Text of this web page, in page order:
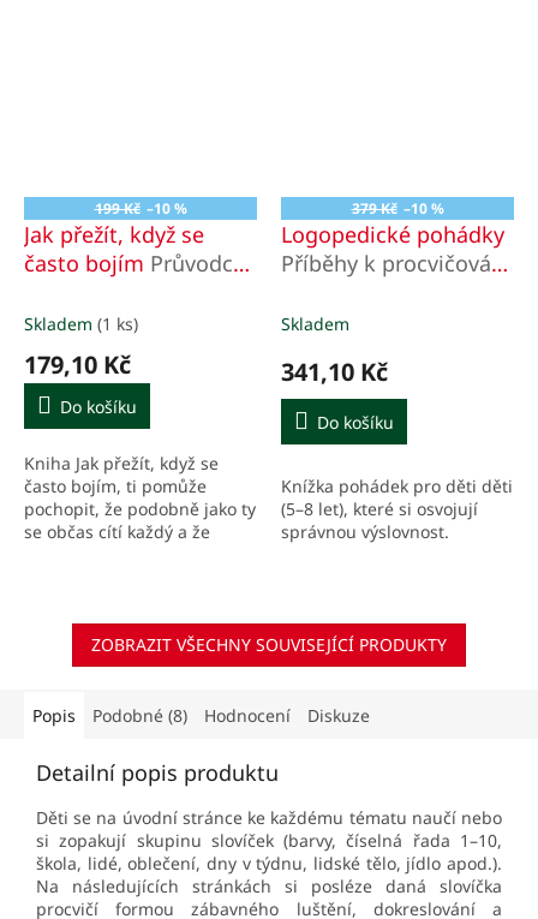
199 Kč –10 %
Jak přežít, když se
často bojím Průvodce
úzkosti
Skladem (1 ks)
179,10 Kč
Do košíku
Kniha Jak přežít, když se
často bojím, ti pomůže
pochopit, že podobně jako ty
se občas cítí každý a že
379 Kč –10 %
Logopedické pohádky
Příběhy k procvičování
Skladem
341,10 Kč
Do košíku
Knížka pohádek pro děti děti
(5–8 let), které si osvojují
správnou výslovnost.
ZOBRAZIT VŠECHNY SOUVISEJÍCÍ PRODUKTY
Popis Podobné (8) Hodnocení Diskuze
Detailní popis produktu
Děti se na úvodní stránce ke každému tématu naučí nebo
si zopakují skupinu slovíček (barvy, číselná řada 1–10,
škola, lidé, oblečení, dny v týdnu, lidské tělo, jídlo apod.).
Na následujících stránkách si posléze daná slovíčka
procvičí formou zábavného luštění, dokreslování a